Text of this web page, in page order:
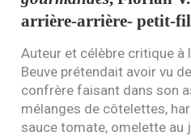
arrière-arrière- petit-
Auteur et célèbre critique à
Beuve prétendait avoir vu
confrère faisant dans son
mélanges de côtelettes,
sauce tomate, omelette au